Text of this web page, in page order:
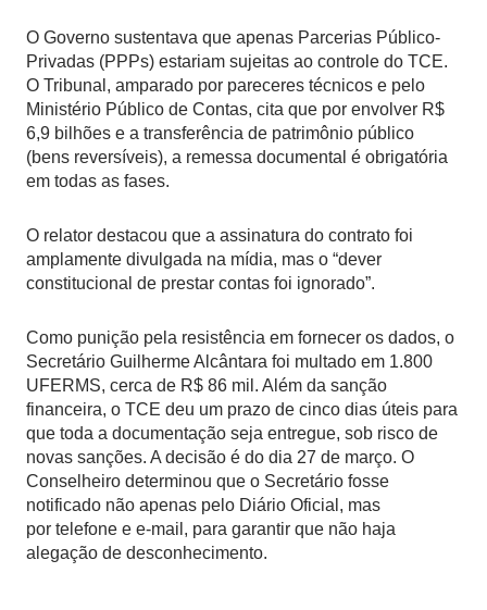
O Governo sustentava que apenas Parcerias Público-
Privadas (PPPs) estariam sujeitas ao controle do TCE.
O Tribunal, amparado por pareceres técnicos e pelo
Ministério Público de Contas, cita que por envolver R$
6,9 bilhões e a transferência de patrimônio público
(bens reversíveis), a remessa documental é obrigatória
em todas as fases.
O relator destacou que a assinatura do contrato foi
amplamente divulgada na mídia, mas o “dever
constitucional de prestar contas foi ignorado”.
Como punição pela resistência em fornecer os dados, o
Secretário Guilherme Alcântara foi multado em 1.800
UFERMS, cerca de R$ 86 mil. Além da sanção
financeira, o TCE deu um prazo de cinco dias úteis para
que toda a documentação seja entregue, sob risco de
novas sanções. A decisão é do dia 27 de março. O
Conselheiro determinou que o Secretário fosse
notificado não apenas pelo Diário Oficial, mas
por telefone e e-mail, para garantir que não haja
alegação de desconhecimento.